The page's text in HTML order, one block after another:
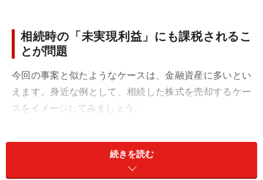
相続時の「未実現利益」にも課税されるこ
とが問題
今回の事案と似たようなケースは、金融資産に多いとい
えます。身近な例として、相続した株式を売却するケー
スをイメージしてみましょう。
することになります。その後、相続した者がその株式を
売却したとしましょう。その株が被相続人が取得した時
から右肩上がりだった場合、相続時にすでに儲け（未実
続きを読む